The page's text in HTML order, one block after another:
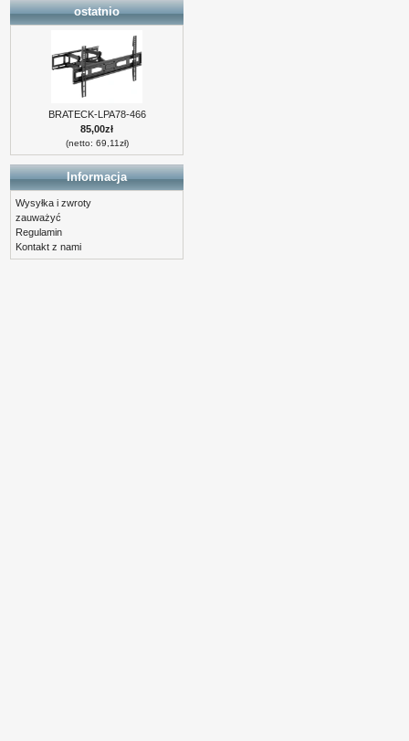
ostatnio
BRATECK-LPA78-466
85,00zł
(netto: 69,11zł)
Informacja
Wysyłka i zwroty
zauważyć
Regulamin
Kontakt z nami